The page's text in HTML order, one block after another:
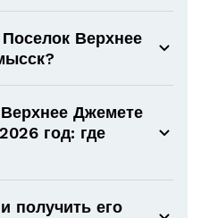
Верхнее
Джемете
год: где
получить его